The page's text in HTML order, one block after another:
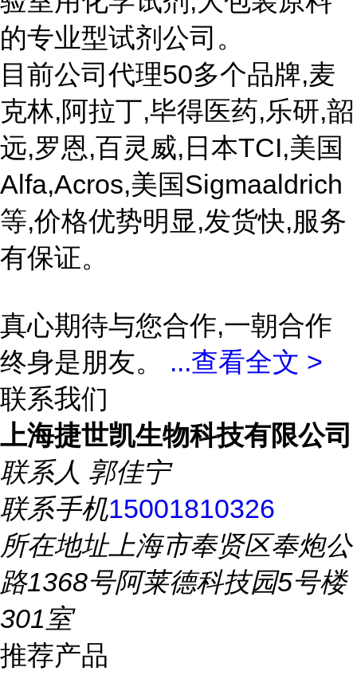
的专业型试剂公司。
目前公司代理50多个品牌,麦
克林,阿拉丁,毕得医药,乐研,韶
远,罗恩,百灵威,日本TCI,美国
Alfa,Acros,美国Sigmaaldrich
等,价格优势明显,发货快,服务
有保证。
真心期待与您合作,一朝合作
终身是朋友。 ...查看全文 >
联系我们
上海捷世凯生物科技有限公司
联系人 郭佳宁
联系手机15001810326
所在地址上海市奉贤区奉炮公
路1368号阿莱德科技园5号楼
301室
推荐产品